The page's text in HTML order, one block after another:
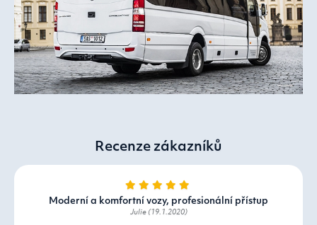
Recenze zákazníků
Moderní a komfortní vozy, profesionální přístup
Julie (19.1.2020)